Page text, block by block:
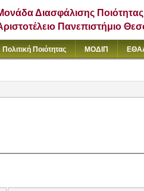
Διασφάλισης Ποιότητας
Πανεπιστήμιο
Πολιτική Ποιότητας ΜΟΔΙΠ